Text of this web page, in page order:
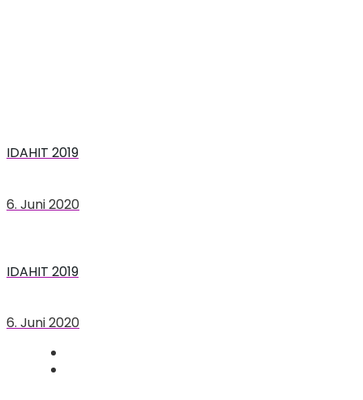
IDAHIT 2019
6. Juni 2020
IDAHIT 2019
6. Juni 2020